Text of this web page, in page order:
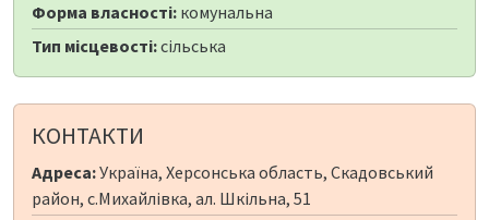
Форма власності: комунальна
Тип місцевості:сільська
КОНТАКТИ
Адреса:Україна, Херсонська область, Скадовський
район, с.Михайлівка, ал. Шкільна, 51